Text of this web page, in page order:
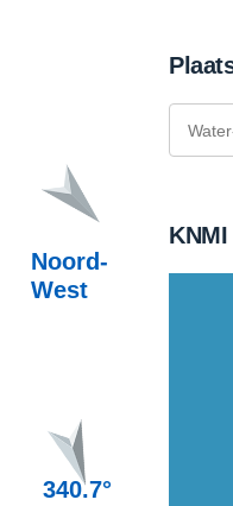
Noord-
West
340.7°